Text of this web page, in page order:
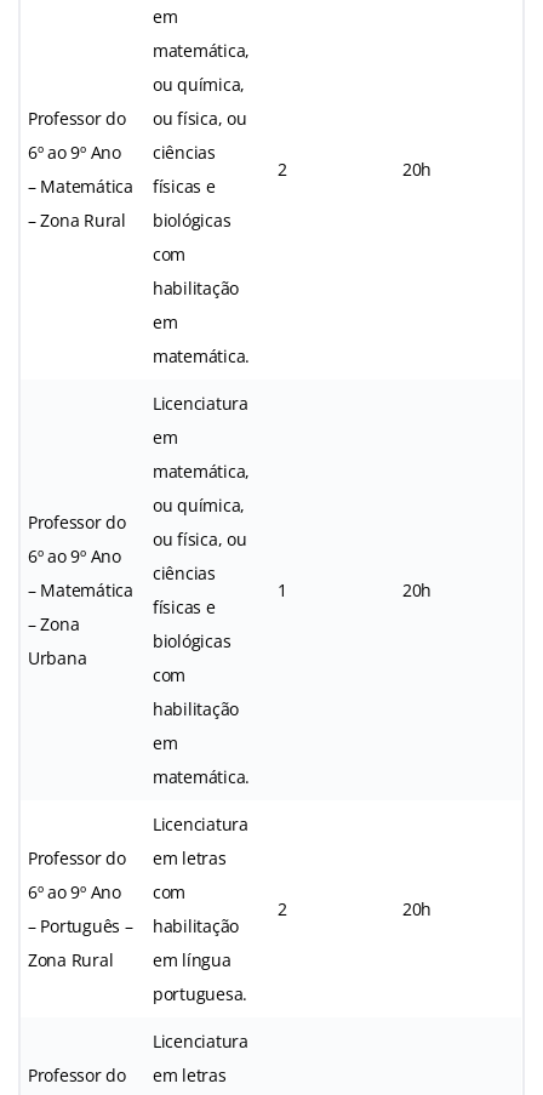
Professor do
6º ao 9º Ano
– Matemática
– Zona Rural
em
matemática,
ou química,
ou física, ou
ciências
físicas e
biológicas
com
habilitação
em
matemática.
2 20h
Professor do
6º ao 9º Ano
– Matemática
– Zona
Urbana
Licenciatura
em
matemática,
ou química,
ou física, ou
ciências
físicas e
biológicas
com
habilitação
em
matemática.
1 20h
Professor do
6º ao 9º Ano
– Português –
Zona Rural
Licenciatura
em letras
com
habilitação
em língua
portuguesa.
2 20h
Professor do
Licenciatura
em letras